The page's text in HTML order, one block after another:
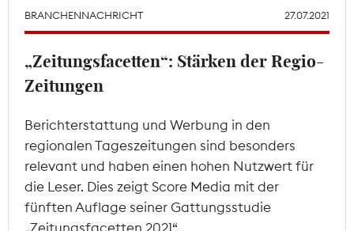
Mitgliederbereich
BRANCHENNACHRICHT 27.07.2021
„Zeitungsfacetten“: Stärken der Regio-
Zeitungen
Berichterstattung und Werbung in den
regionalen Tageszeitungen sind besonders
relevant und haben einen hohen Nutzwert für
die Leser. Dies zeigt Score Media mit der
fünften Auflage seiner Gattungsstudie